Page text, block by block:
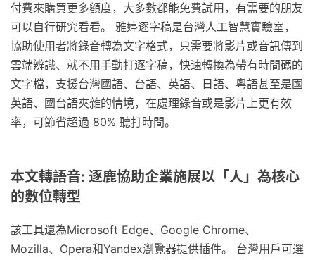
付費來購買更多額度，大多數都能免費試用，有需要的朋友
可以自行研究看看。 雅婷逐字稿是台灣人工智慧實驗室，
協助使用者將錄音轉為文字格式，只需要將影片或音訊傳到
雲端辨識、就不用手動打逐字稿，快速轉換為帶有時間碼的
文字檔，支援台灣國語、台語、英語、日語、粵語甚至是國
英語、國台語夾雜的情境，在處理錄音或是影片上更有效
率，可節省超過 80% 聽打時間。
本文轉語音: 逐鹿協助企業施展以「人」為核心
的數位轉型
該工具還為Microsoft Edge、Google Chrome、
Mozilla、Opera和Yandex瀏覽器提供插件。 台灣用戶可選